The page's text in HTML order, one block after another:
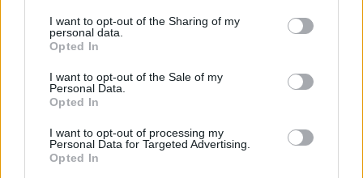
I want to opt-out of the Sharing of my
personal data.
Opted In
I want to opt-out of the Sale of my
Personal Data.
Opted In
I want to opt-out of processing my
Personal Data for Targeted Advertising.
Opted In
Inutilizzato
Scarica riepilogo
stagionale